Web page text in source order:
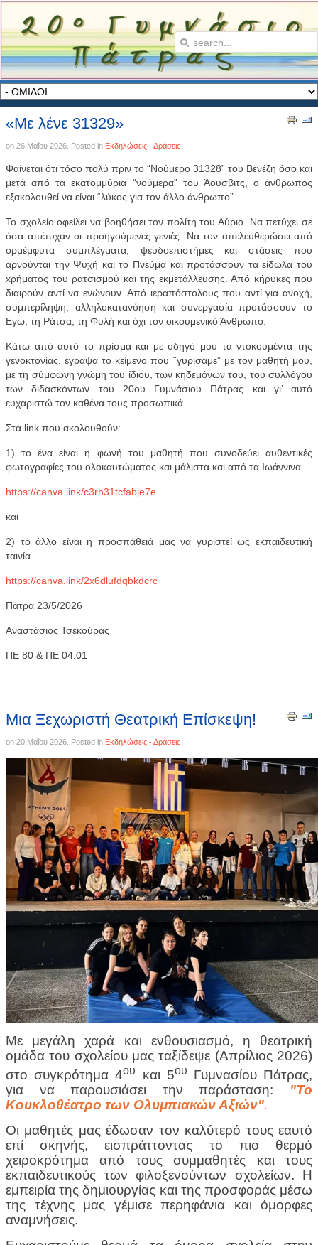
«Με λένε 31329»
on 26 Μαΐου 2026 . Posted in Εκδηλώσεις - Δράσεις
Φαίνεται ότι τόσο πολύ πριν το “Νούμερο 31328” του Βενέζη όσο και
μετά από τα εκατομμύρια “νούμερα” του Άουσβιτς, ο άνθρωπος
εξακολουθεί να είναι “λύκος για τον άλλο άνθρωπο”.
Το σχολείο οφείλει να βοηθήσει τον πολίτη του Αύριο. Να πετύχει σε
όσα απέτυχαν οι προηγούμενες γενιές. Να τον απελευθερώσει από
ορμέμφυτα συμπλέγματα, ψευδοεπιστήμες και στάσεις που
αρνούνται την Ψυχή και το Πνεύμα και προτάσσουν τα είδωλα του
xρήματος του ρατσισμού και της εκμετάλλευσης. Από κήρυκες που
διαιρούν αντί να ενώνουν. Από ιεραπόστολους που αντί για ανοχή,
συμπερίληψη, αλληλοκατανόηση και συνεργασία προτάσσουν το
Εγώ, τη Ράτσα, τη Φυλή και όχι τον οικουμενικό Άνθρωπο.
Κάτω από αυτό το πρίσμα και με οδηγό μου τα ντοκουμέντα της
γενοκτονίας, έγραψα το κείμενο που ¨γυρίσαμε” με τον μαθητή μου,
με τη σύμφωνη γνώμη του ίδιου, των κηδεμόνων του, του συλλόγου
των διδασκόντων του 20ου Γυμνάσιου Πάτρας και γι’ αυτό
ευχαριστώ τον καθένα τους προσωπικά.
Στα link που ακολουθούν:
1) το ένα είναι η φωνή του μαθητή που συνοδεύει αυθεντικές
φωτογραφίες του ολοκαυτώματος και μάλιστα και από τα Ιωάννινα.
https://canva.link/c3rh31tcfabje7e
και
2) το άλλο είναι η προσπάθειά μας να γυριστεί ως εκπαιδευτική
ταινία.
https://canva.link/2x6dlufdqbkdcrc
Πάτρα 23/5/2026
Αναστάσιος Τσεκούρας
ΠΕ 80 & ΠΕ 04.01
Μια Ξεχωριστή Θεατρική Επίσκεψη!
on 20 Μαΐου 2026 . Posted in Εκδηλώσεις - Δράσεις
Με μεγάλη χαρά και ενθουσιασμό, η θεατρική
ομάδα του σχολείου μας ταξίδεψε (Απρίλιος 2026)
στο συγκρότημα 4ου και 5ου
Γυμνασίου Πάτρας,
για να παρουσιάσει την παράσταση: "Το
Κουκλοθέατρο των Ολυμπιακών Αξιών".
Οι μαθητές μας έδωσαν τον καλύτερό τους εαυτό
επί σκηνής, εισπράττοντας το πιο θερμό
χειροκρότημα από τους συμμαθητές και τους
εκπαιδευτικούς των φιλοξενούντων σχολείων. Η
εμπειρία της δημιουργίας και της προσφοράς μέσω
της τέχνης μας γέμισε περηφάνια και όμορφες
αναμνήσεις.